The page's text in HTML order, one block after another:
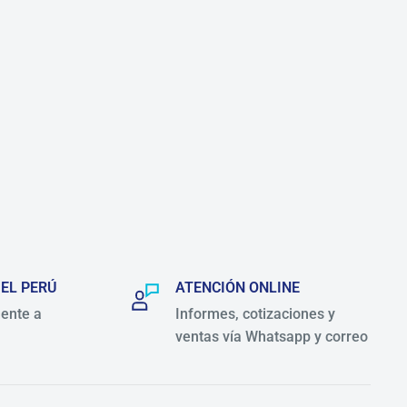
PERÚ
a
ATENCIÓN ONLINE
Informes, cotizaciones y
ventas vía Whatsapp y correo